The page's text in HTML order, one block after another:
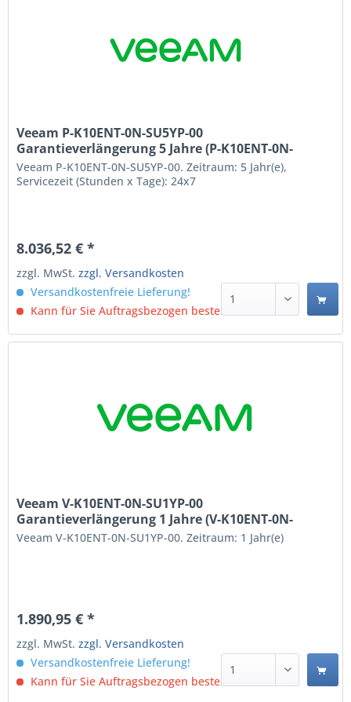
Veeam P-K10ENT-0N-SU5YP-00
Garantieverlängerung 5 Jahre (P-K10ENT-0N-
SU5YP-00)
Veeam P-K10ENT-0N-SU5YP-00. Zeitraum: 5 Jahr(e),
Servicezeit (Stunden x Tage): 24x7
8.036,52 € *
zzgl. MwSt.zzgl. Versandkosten
Versandkostenfreie Lieferung!
Kann für Sie Auftragsbezogen bestellt werden.
Veeam V-K10ENT-0N-SU1YP-00
Garantieverlängerung 1 Jahre (V-K10ENT-0N-
SU1YP-00)
Veeam V-K10ENT-0N-SU1YP-00. Zeitraum: 1 Jahr(e)
1.890,95 € *
zzgl. MwSt.zzgl. Versandkosten
Versandkostenfreie Lieferung!
Kann für Sie Auftragsbezogen bestellt werden.